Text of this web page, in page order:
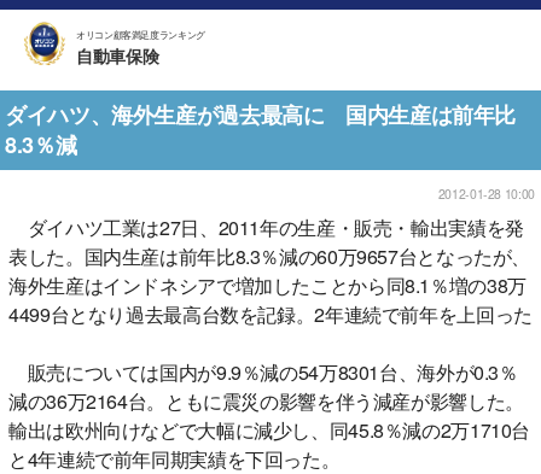
オリコン顧客満足度ランキング
自動車保険
ダイハツ、海外生産が過去最高に 国内生産は前年比
8.3％減
2012-01-28 10:00
ダイハツ工業は27日、2011年の生産・販売・輸出実績を発
表した。国内生産は前年比8.3％減の60万9657台となったが、
海外生産はインドネシアで増加したことから同8.1％増の38万
4499台となり過去最高台数を記録。2年連続で前年を上回った
販売については国内が9.9％減の54万8301台、海外が0.3％
減の36万2164台。ともに震災の影響を伴う減産が影響した。
輸出は欧州向けなどで大幅に減少し、同45.8％減の2万1710台
と4年連続で前年同期実績を下回った。